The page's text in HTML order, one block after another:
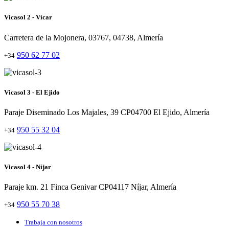
Vicasol 2 - Vícar
Carretera de la Mojonera, 03767, 04738, Almería
+34 950 62 77 02
Vicasol 3 - El Ejido
Paraje Diseminado Los Majales, 39 CP04700 El Ejido, Almería
+34 950 55 32 04
Vicasol 4 - Níjar
Paraje km. 21 Finca Genivar CP04117 Níjar, Almería
+34 950 55 70 38
Trabaja con nosotros